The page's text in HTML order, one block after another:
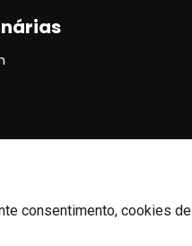
consentimento, cookies de